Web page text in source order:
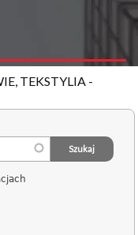
TEKSTYLIA -